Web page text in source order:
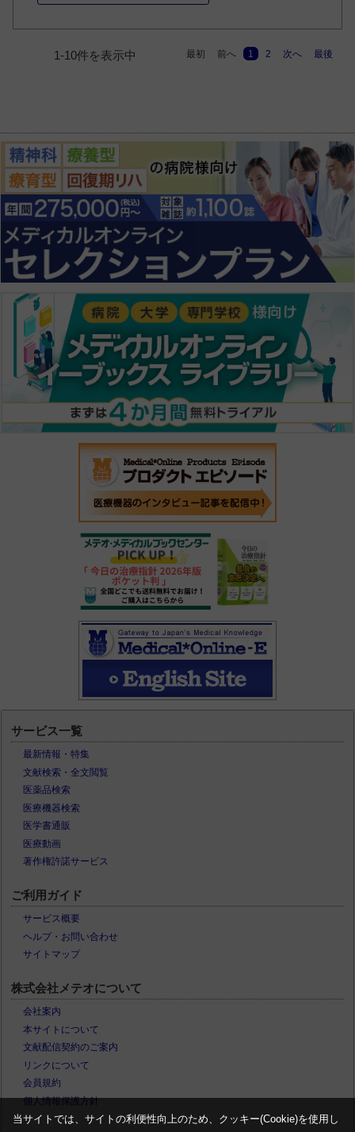
1-10件を表示中 最初 前へ 1 2 次へ 最後
サービス一覧
最新情報・特集
文献検索・全文閲覧
医薬品検索
医療機器検索
医学書通販
医療動画
著作権許諾サービス
ご利用ガイド
サービス概要
ヘルプ・お問い合わせ
サイトマップ
株式会社メテオについて
会社案内
本サイトについて
文献配信契約のご案内
リンクについて
会員規約
個人情報保護方針
当サイトでは、サイトの利便性向上のため、クッキー(Cookie)を使用し